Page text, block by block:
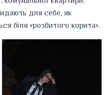
для себе, як
біля «розбитого корита».